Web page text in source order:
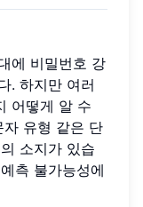
에 비밀번호 강
. 하지만 여러
어떻게 알 수
자 유형 같은 단
소지가 있습
측 불가능성에